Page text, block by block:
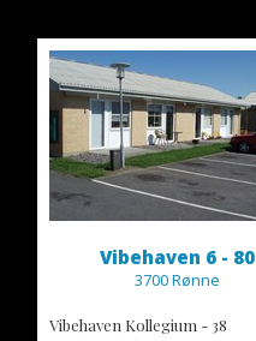
Vibehaven 6 - 80
3700 Rønne
Vibehaven Kollegium - 38